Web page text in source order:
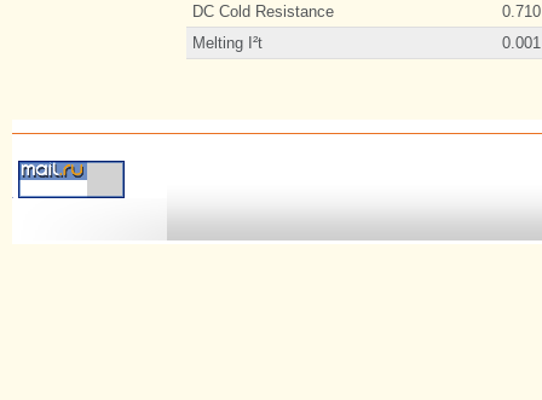
DC Cold Resistance
Melting I²t
0.001